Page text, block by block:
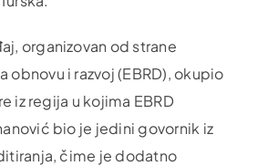
organizovan od strane
obnovu i razvoj (EBRD), okupio
iz regija u kojima EBRD
bio je jedini govornik iz
čime je dodatno